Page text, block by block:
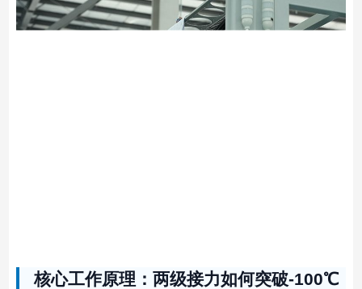
核心工作原理：两级接力如何突破-100℃